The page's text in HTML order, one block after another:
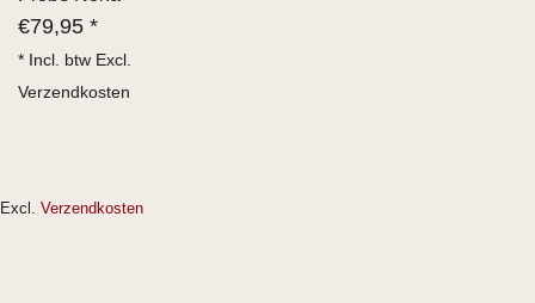
€79,95 *
* Incl. btw Excl.
Verzendkosten
Excl. Verzendkosten